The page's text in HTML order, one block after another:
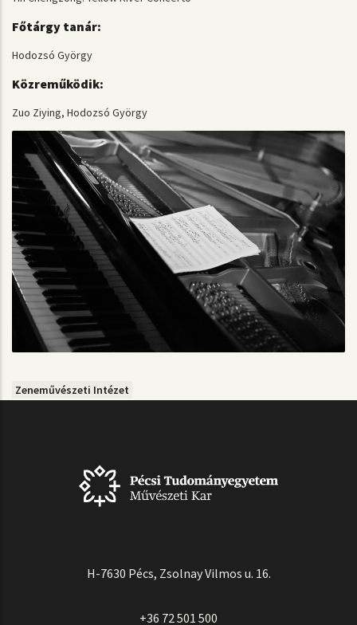
Főtárgy tanár:
Hodozsó György
Közreműködik:
Zuo Ziying, Hodozsó György
Zeneművészeti Intézet
H-7630 Pécs, Zsolnay Vilmos u. 16.
+36 72 501 500